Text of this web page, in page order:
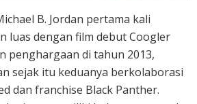
B. Jordan pertama kali
luas dengan film debut Coogler
penghargaan di tahun 2013,
sejak itu keduanya berkolaborasi
dan franchise Black Panther.